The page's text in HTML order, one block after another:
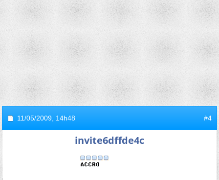
11/05/2009, 14h48 #4
invite6dffde4c